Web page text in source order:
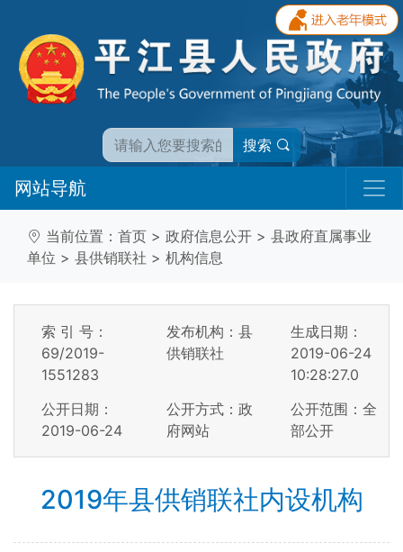
搜索
网站导航
当前位置： 首页 > 政府信息公开 > 县政府直属事业
单位 > 县供销联社 > 机构信息
索 引 号：
69/2019-
1551283
发布机构：县
供销联社
生成日期：
2019-06-24
10:28:27.0
公开日期：
2019-06-24
公开方式：政
府网站
公开范围：全
部公开
2019年县供销联社内设机构